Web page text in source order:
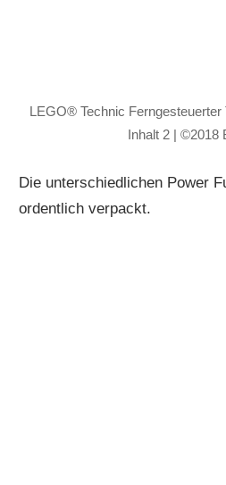
LEGO® Technic
Inhalt 2 | ©2018
Die unterschiedlichen Power
ordentlich verpackt.